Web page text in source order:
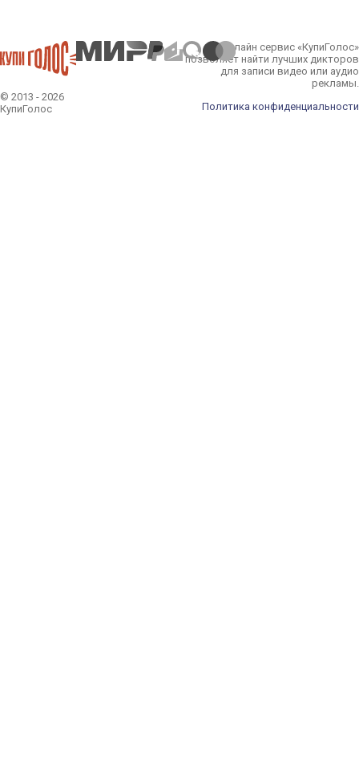
© 2013 - 2026
КупиГолос
Онлайн сервис «КупиГолос»
позволяет найти лучших дикторов
для записи видео или аудио
рекламы.
Политика конфиденциальности